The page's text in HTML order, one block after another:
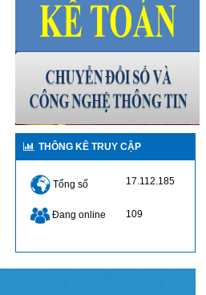
THÔNG KÊ TRUY CẬP
Tổng số 17.112.185
Đang online 109